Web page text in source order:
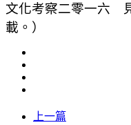
文化考察二零一六
載。）
上一篇